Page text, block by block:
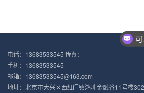
电话：13683533545 传真：
手机：13683533545
邮箱：13683533545@163.com
地址：北京市大兴区西红门镇鸿坤金融谷11号楼302